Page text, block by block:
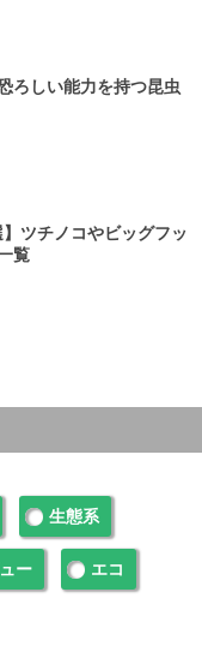
ろしい能力を持つ昆虫
】ツチノコやビッグフッ
覧
生態系
ー エコ